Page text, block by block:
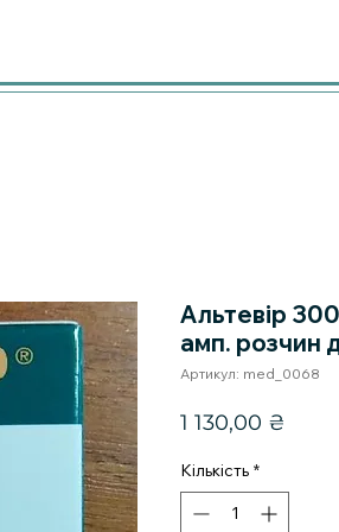
Альтевір
амп. розчин
Артикул: med_0068
1 130,00 ₴
Кількість *